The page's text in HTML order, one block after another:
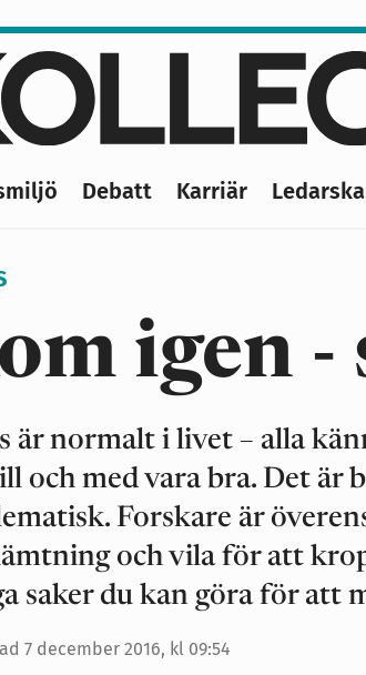
Debatt Karriär
igen -
är normalt i livet – alla
och med vara bra. Det är
Forskare är
och vila för att
saker du kan göra för att
7 december 2016, kl 09:54